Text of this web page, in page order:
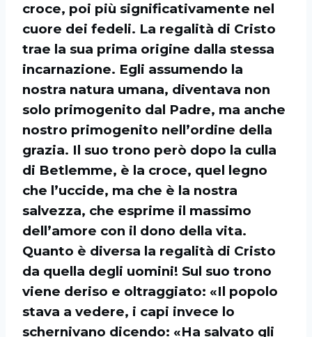
croce, poi più significativamente nel
cuore dei fedeli. La regalità di Cristo
trae la sua prima origine dalla stessa
incarnazione. Egli assumendo la
nostra natura umana, diventava non
solo primogenito dal Padre, ma anche
nostro primogenito nell’ordine della
grazia. Il suo trono però dopo la culla
di Betlemme, è la croce, quel legno
che l’uccide, ma che è la nostra
salvezza, che esprime il massimo
dell’amore con il dono della vita.
Quanto è diversa la regalità di Cristo
da quella degli uomini! Sul suo trono
viene deriso e oltraggiato: «Il popolo
stava a vedere, i capi invece lo
schernivano dicendo: «Ha salvato gli